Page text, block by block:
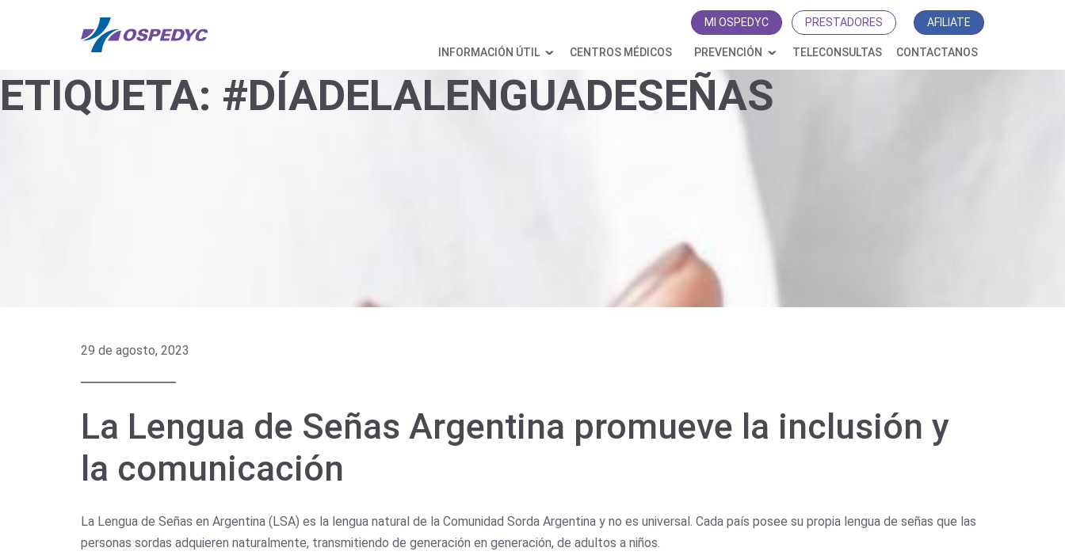
MI OSPEDYC PRESTADORES AFILIATE
INFORMACIÓN ÚTIL CENTROS MÉDICOS PREVENCIÓN TELECONSULTAS CONTACTANOS
ETIQUETA: #DÍADELALENGUADESEÑAS
29 de agosto, 2023
La Lengua de Señas Argentina promueve la inclusión y
la comunicación
La Lengua de Señas en Argentina (LSA) es la lengua natural de la Comunidad Sorda Argentina y no es universal. Cada país posee su propia lengua de señas que las
personas sordas adquieren naturalmente, transmitiendo de generación en generación, de adultos a niños.